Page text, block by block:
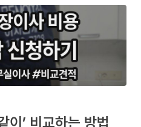
이’ 비교하는 방법